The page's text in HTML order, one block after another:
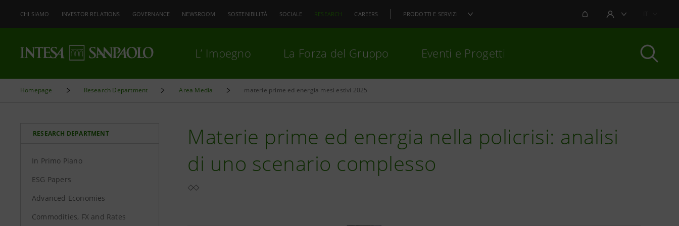
CHI SIAMO INVESTOR RELATIONS GOVERNANCE NEWSROOM SOSTENIBILITÀ SOCIALE RESEARCH CAREERS PRODOTTI E SERVIZI NOTIFICHEAREA UTENTE
L’ Impegno La Forza del Gruppo Eventi e Progetti
Homepage Research Department Area Media materie prime ed energia mesi estivi 2025
RESEARCH DEPARTMENT
In Primo Piano
ESG Papers
Advanced Economies
Commodities, FX and Rates
Materie prime ed energia nella policrisi: analisi
di uno scenario complesso